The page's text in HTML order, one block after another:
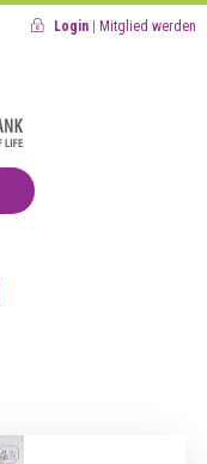
Login Mitglied werden